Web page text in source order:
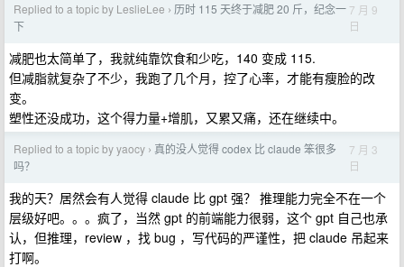
Replied to a topic by LeslieLee › 历时 115 天终于减肥 20 斤，纪念一
下
7 月 9
日
减肥也太简单了，我就纯靠饮食和少吃，140 变成 115.
但减脂就复杂了不少，我跑了几个月，控了心率，才能有瘦脸的改
变。
塑性还没成功，这个得力量+增肌，又累又痛，还在继续中。
Replied to a topic by yaocy › 真的没人觉得 codex 比 claude 笨很多
吗？
7 月 3
日
我的天？居然会有人觉得 claude 比 gpt 强？ 推理能力完全不在一个
层级好吧。。。疯了，当然 gpt 的前端能力很弱，这个 gpt 自己也承
认，但推理，review ，找 bug ，写代码的严谨性，把 claude 吊起来
打啊。